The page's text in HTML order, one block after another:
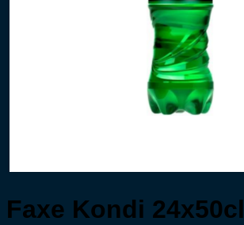
Faxe Kondi 24x50cl